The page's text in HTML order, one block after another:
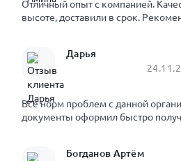
Отличный опыт с компанией.
высоте, доставили в срок.
Дарья
Все норм проблем с данной
документы оформил быстро
Богданов Артём